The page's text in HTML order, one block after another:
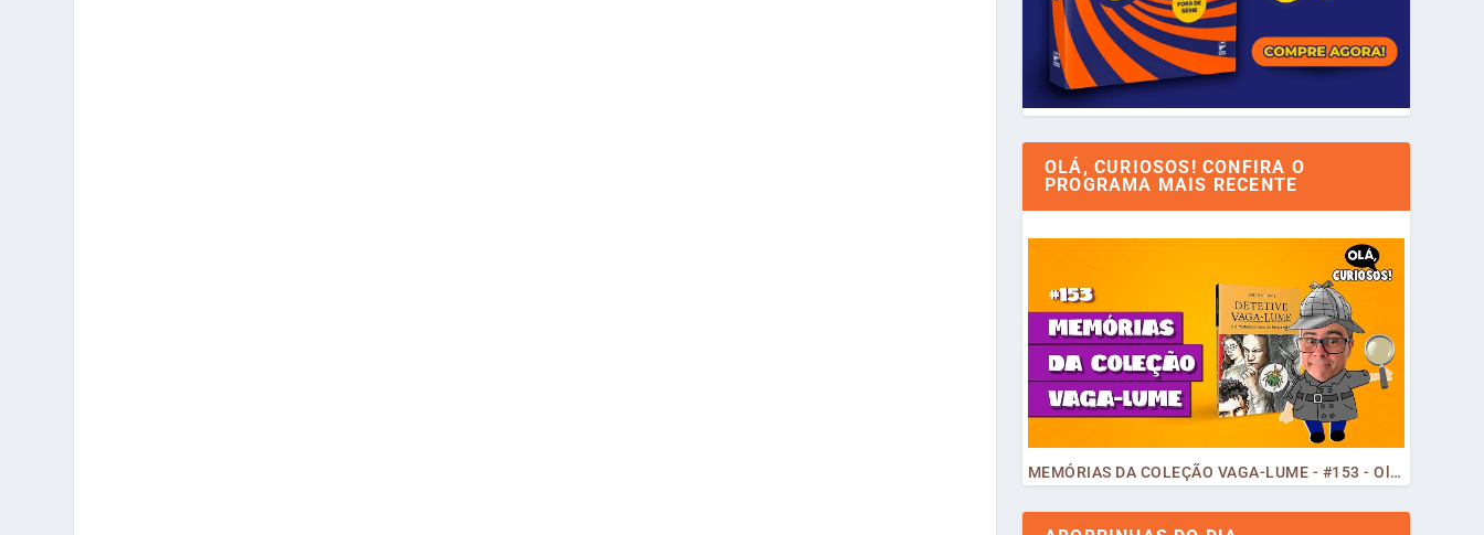
OLÁ, CURIOSOS! CONFIRA O
PROGRAMA MAIS RECENTE
MEMÓRIAS DA COLEÇÃO VAGA-LUME - #153 - Olá, Curiosos! 2023